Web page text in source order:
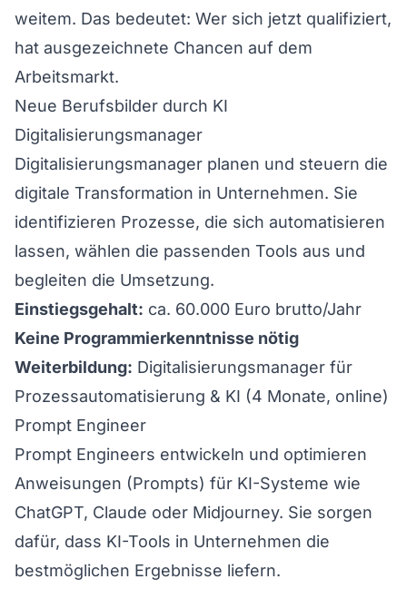
weitem. Das bedeutet: Wer sich jetzt qualifiziert,
hat ausgezeichnete Chancen auf dem
Arbeitsmarkt.
Neue Berufsbilder durch KI
Digitalisierungsmanager
Digitalisierungsmanager planen und steuern die
digitale Transformation in Unternehmen. Sie
identifizieren Prozesse, die sich automatisieren
lassen, wählen die passenden Tools aus und
begleiten die Umsetzung.
Einstiegsgehalt: ca. 60.000 Euro brutto/Jahr
Keine Programmierkenntnisse nötig
Weiterbildung: Digitalisierungsmanager für
Prozessautomatisierung & KI (4 Monate, online)
Prompt Engineer
Prompt Engineers entwickeln und optimieren
Anweisungen (Prompts) für KI-Systeme wie
ChatGPT, Claude oder Midjourney. Sie sorgen
dafür, dass KI-Tools in Unternehmen die
bestmöglichen Ergebnisse liefern.